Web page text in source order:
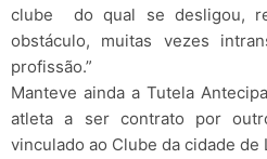
clube do qual se desligou,
obstáculo, muitas vezes
profissão.”
Manteve ainda a Tutela
atleta a ser contrato por
vinculado ao Clube da cidade de